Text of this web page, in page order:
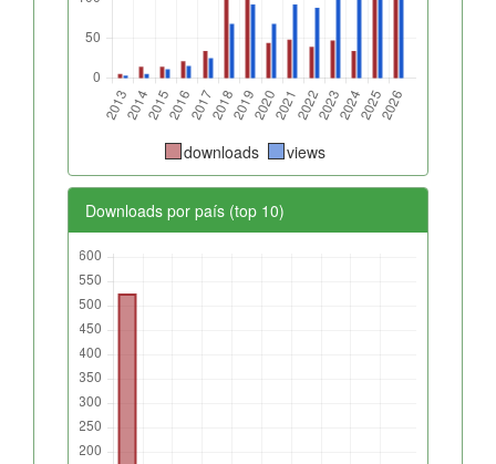
downloads views
Downloads por país (top 10)